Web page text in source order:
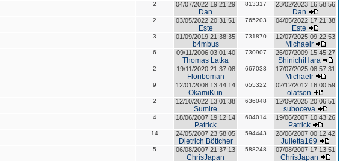
2 04/07/2022 19:21:29
Dan
813317 23/02/2023 16:58:56
Dan
2 03/05/2022 20:31:51
Este
765203 04/05/2022 17:21:38
Este
3 01/09/2019 21:38:35
b4mbus
731870 12/07/2025 09:22:53
Michaelr
6 09/11/2006 03:01:40
Thomas Latka
730907 26/07/2009 15:45:27
ShinichiHara
2 19/11/2020 21:37:08
Floriboman
667038 17/07/2025 08:57:31
Michaelr
9 12/01/2008 13:44:14
OkamiKun
655322 02/12/2012 16:00:59
olafson
2 12/10/2022 13:01:38
Sumire
636048 12/09/2025 20:06:51
suboceva
4 18/06/2007 19:12:14
Patrick
604014 19/06/2007 10:43:26
Patrick
14 24/05/2007 23:58:05
Dietrich Böttcher
594443 28/06/2007 00:12:42
Julietta169
5 06/08/2007 21:37:13
ChrisJapan
588248 07/08/2007 17:13:51
ChrisJapan